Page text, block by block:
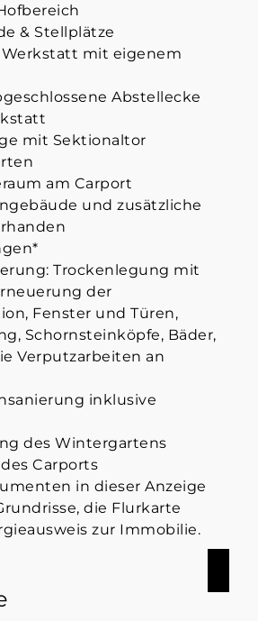
& Stellplätze
mit eigenem
Abstellecke
mit Sektionaltor
am Carport
und zusätzliche
Trockenlegung mit
der
Fenster und Türen,
Schornsteinköpfe, Bäder,
Verputzarbeiten an
inklusive
des Wintergartens
Carports
in dieser Anzeige
die Flurkarte
zur Immobilie.